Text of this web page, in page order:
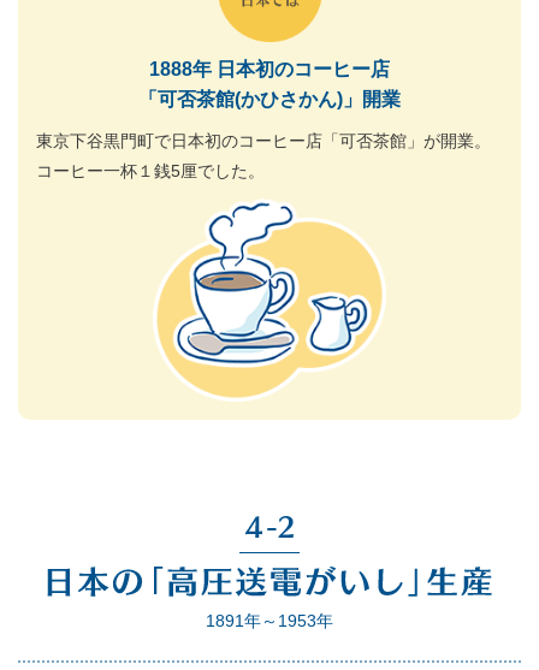
1888年 日本初のコーヒー店
「可否茶館(かひさかん)」開業
東京下谷黒門町で日本初のコーヒー店「可否茶館」が開業。
コーヒー一杯１銭5厘でした。
1891年～1953年